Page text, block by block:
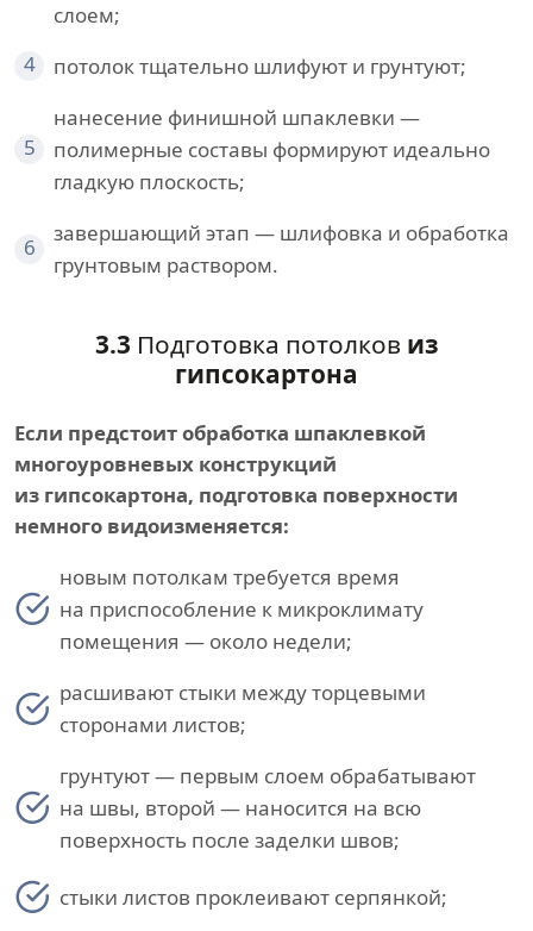
слоем;
4
потолок тщательно шлифуют и грунтуют;
5
нанесение финишной шпаклевки —
полимерные составы формируют идеально
гладкую плоскость;
6
завершающий этап — шлифовка и обработка
грунтовым раствором.
3.3 Подготовка потолков из
гипсокартона
Если предстоит обработка шпаклевкой
многоуровневых конструкций
из гипсокартона, подготовка поверхности
немного видоизменяется:
новым потолкам требуется время
на приспособление к микроклимату
помещения — около недели;
расшивают стыки между торцевыми
сторонами листов;
грунтуют — первым слоем обрабатывают
на швы, второй — наносится на всю
поверхность после заделки швов;
стыки листов проклеивают серпянкой;